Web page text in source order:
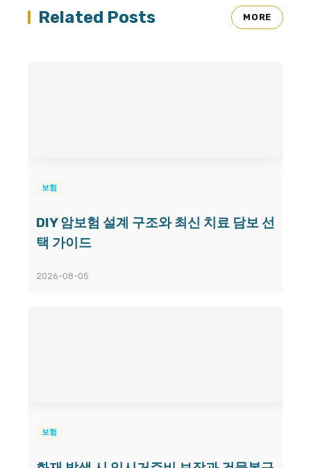
Related Posts MORE
보험
DIY 암보험 설계 구조와 최신 치료 담보 선
택 가이드
2026-08-05
보험